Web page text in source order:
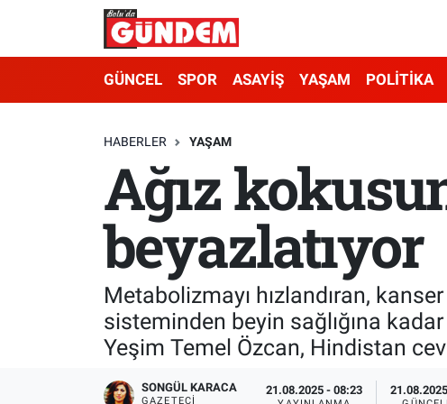
GÜNCEL SPOR ASAYİŞ YAŞAM POLİTİKA
HABERLER YAŞAM
Ağız
beyazlatıyor
Metabolizmayı hızlandıran,
sisteminden beyin sağlığına
Yeşim Temel Özcan, Hindistan
SONGÜL KARACA
GAZETECI
21.08.2025 - 08:23
Merkez Nöbetçi Eczaneler
Süper Lig Puan Durumu ve Fikstür
Tüm Manşetler
Son Dakika Haberleri
Haber Arşivi